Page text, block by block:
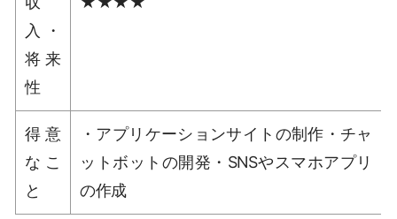
入・
将来
性
得意
なこ
と
・アプリケーションサイトの制作・チャ
ットボットの開発・SNSやスマホアプリ
の作成